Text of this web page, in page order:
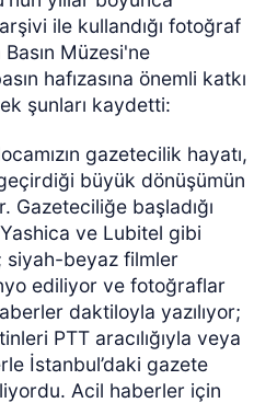
ile kullandığı fotoğraf
Müzesi'ne
hafızasına önemli katkı
şunları kaydetti:
gazetecilik hayatı,
büyük dönüşümün
Gazeteciliğe başladığı
ve Lubitel gibi
siyah-beyaz filmler
ediliyor ve fotoğraflar
daktiloyla yazılıyor;
PTT aracılığıyla veya
İstanbul’daki gazete
Acil haberler için